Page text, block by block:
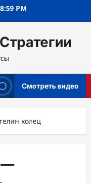
PM
Смотреть видео
колец
—